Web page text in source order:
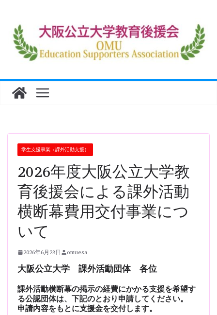
学生支援事業（課外活動支援）
2026年度大阪公立大学教
育後援会による課外活動
横断幕費用交付事業につ
いて
2026年6月23日 omuesa
大阪公立大学 課外活動団体 各位
課外活動横断幕の掲示の経費にかかる支援を希望す
る公認団体は、下記のとおり申請してください。
申請内容をもとに支援金を交付します。